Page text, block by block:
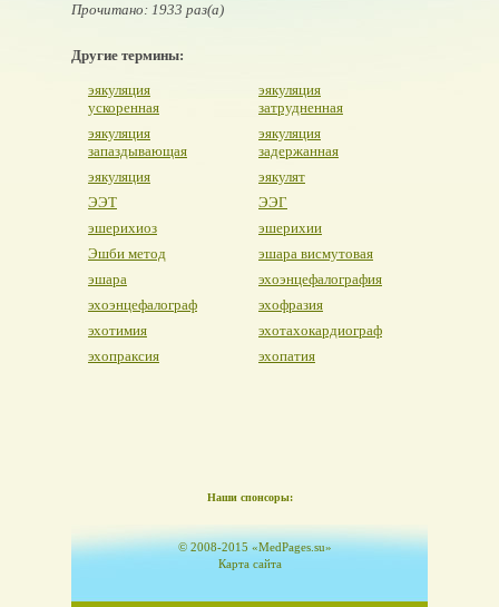
Прочитано: 1933 раз(а)
Другие термины:
эякуляция
ускоренная
эякуляция
затрудненная
эякуляция
запаздывающая
эякуляция
задержанная
эякуляция
эякулят
ЭЭТ
ЭЭГ
эшерихиоз
эшерихии
Эшби метод
эшара висмутовая
эшара
эхоэнцефалография
эхоэнцефалограф
эхофразия
эхотимия
эхотахокардиограф
эхопраксия
эхопатия
Наши спонсоры:
© 2008-2015 «MedPages.su»
Карта сайта